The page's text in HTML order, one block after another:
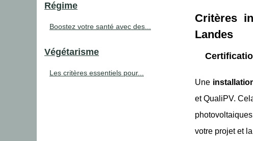
Critères
Landes
Une
et QualiPV.
votre projet et
Régime
Boostez votre santé avec des...
Végétarisme
Les critères essentiels pour...